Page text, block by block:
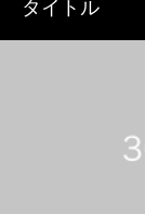
タイトル